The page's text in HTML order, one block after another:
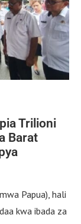
Trilioni
Barat
Papua), hali
kwa ibada za